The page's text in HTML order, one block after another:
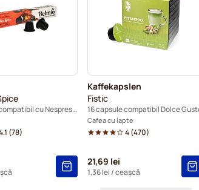
10 capsule compatibil cu Nespresso®
(78)
Kaffekapslen
Fistic
16 capsule compatibil Dolce
Cafea cu lapte
4(470)
21,69 lei
1,36 lei / ceașcă